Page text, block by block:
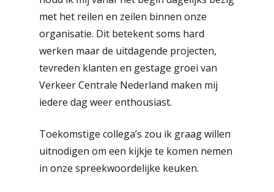
met het reilen en zeilen binnen onze
organisatie. Dit betekent soms hard
werken maar de uitdagende projecten,
tevreden klanten en gestage groei van
Verkeer Centrale Nederland maken mij
iedere dag weer enthousiast.
Toekomstige collega’s zou ik graag willen
uitnodigen om een kijkje te komen nemen
in onze spreekwoordelijke keuken.